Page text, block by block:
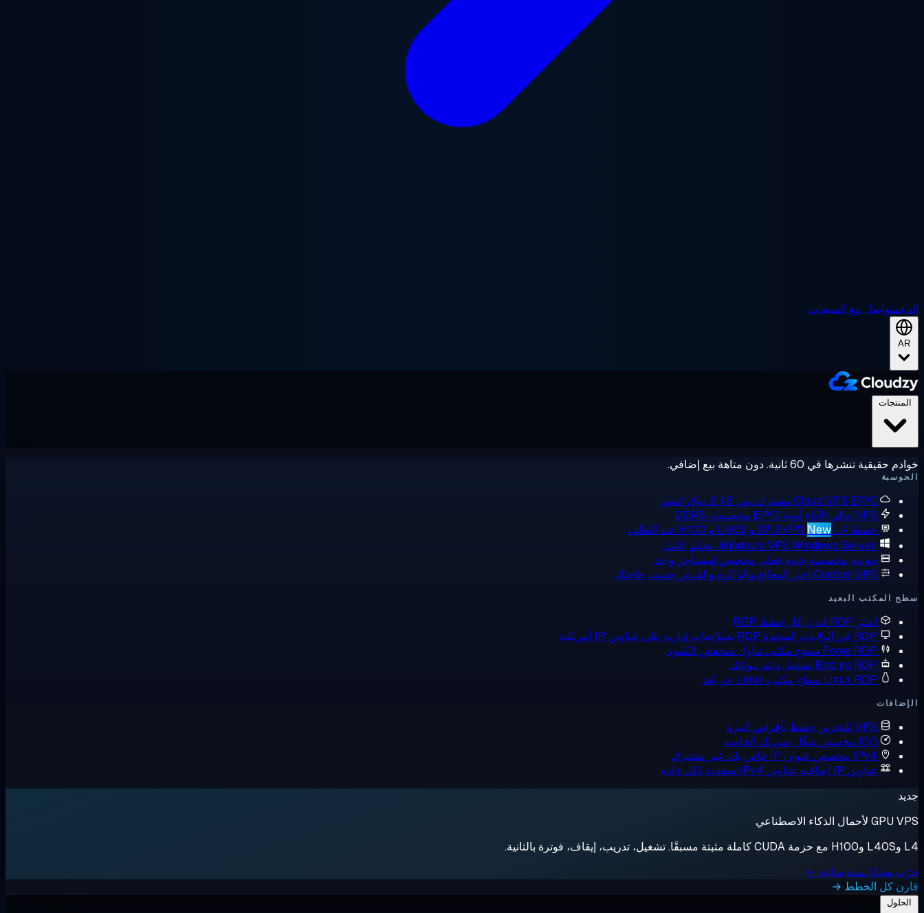
الدعمتواصل مع المبيعات
AR
المنتجات
خوادم حقيقية تنشرها في 60 ثانية. دون متاهة بيع إضافي.
الحوسبة
Cloud VPS EPYC مشترك، من 2.48 دولار/شهر
VPS عالي الأداء
أنوية EPYC مخصصة، DDR5
خطط GPU VPS
New L4 و L40S و H100 عند الطلب
Windows VPS Windows Server، تحكم كامل
خوادم مخصصة خادم فعلي مخصص لمستأجر واحد
Custom VPS اختر المعالج والذاكرة والقرص حسب حاجتك
سطح المكتب البعيد
اشترِ RDP
قارن كل خطط RDP
RDP في الولايات المتحدة
RDP بصلاحيات إدارية على عناوين IP أمريكية
Forex RDP سطح مكتب تداول منخفض الكمون
Botting RDP تشغيل دائم لبوتاتك
Linux RDP سطح مكتب Linux عن بُعد
الإضافات
VPS للتخزين
خطط بأقراص كبيرة
ISO مخصص
شغّل صورتك الخاصة
IPv4 مخصص
عنوان IP خاص بك، غير مشترك
عناوين IP إضافية
عناوين IPv4 متعددة لكل خادم
جديد
GPU VPS لأحمال الذكاء الاصطناعي
L4 وL40S وH100 مع حزمة CUDA كاملة مثبتة مسبقًا. تشغيل، تدريب، إيقاف، فوترة بالثانية.
جرّب مجانًا لمدة ساعة ←
قارن كل الخطط →
الحلول